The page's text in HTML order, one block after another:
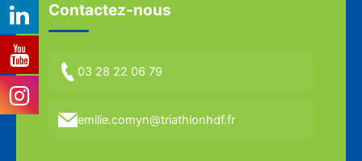
Contactez-nous
03 28 22 06 79
emilie.comyn@triathlonhdf.fr